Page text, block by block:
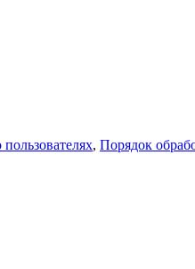
, Порядок